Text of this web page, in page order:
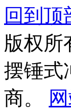
回到顶
版权所
摆锤式
商。